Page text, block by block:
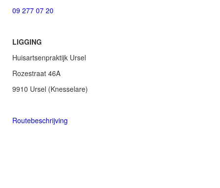
09 277 07 20
LIGGING
Huisartsenpraktijk Ursel
Rozestraat 46A
9910 Ursel (Knesselare)
Routebeschrijving